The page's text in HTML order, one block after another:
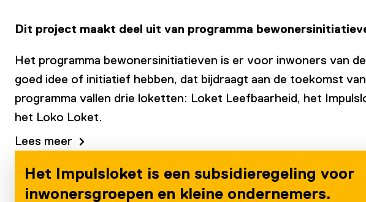
Dit project maakt deel uit van programma
Het programma bewonersinitiatieven is er voor inwoners van
goed idee of initiatief hebben, dat bijdraagt aan de toekomst
programma vallen drie loketten: Loket Leefbaarheid, het
het Loko Loket.
Lees meer
Het Impulsloket is een subsidieregeling voor
inwonersgroepen en kleine ondernemers.